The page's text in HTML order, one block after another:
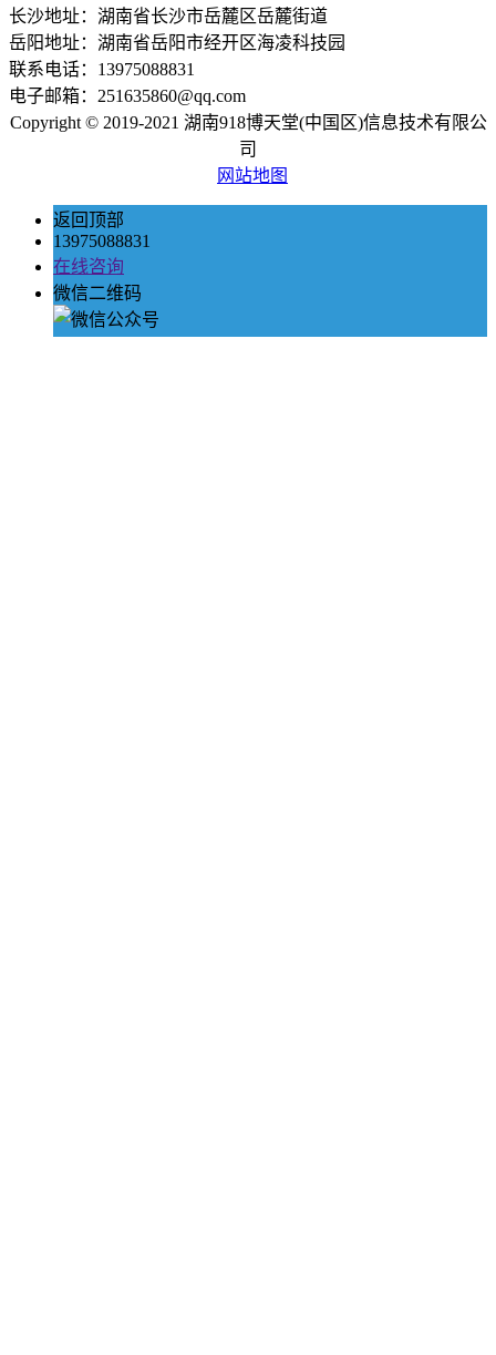
长沙地址：湖南省长沙市岳麓区岳麓街道
岳阳地址：湖南省岳阳市经开区海凌科技园
联系电话：13975088831
电子邮箱：251635860@qq.com
Copyright © 2019-2021 湖南918博天堂(中国区)信息技术有限公
司
网站地图
返回顶部
13975088831
在线咨询
微信二维码